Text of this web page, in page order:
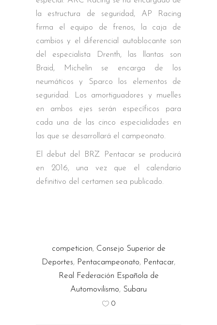
la estructura de seguridad, AP Racing
firma el equipo de frenos, la caja de
cambios y el diferencial autoblocante son
del especialista Drenth, las llantas son
Braid, Michelín se encarga de los
neumáticos y Sparco los elementos de
seguridad. Los amortiguadores y muelles
en ambos ejes serán específicos para
cada una de las cinco especialidades en
las que se desarrollará el campeonato.
El debut del BRZ Pentacar se producirá
en 2016, una vez que el calendario
definitivo del certamen sea publicado.
competicion, Consejo Superior de
Deportes, Pentacampeonato, Pentacar,
Real Federación Española de
Automovilismo, Subaru
0